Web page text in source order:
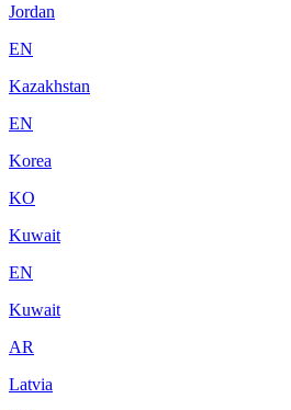
Jordan
EN
Kazakhstan
EN
Korea
KO
Kuwait
EN
Kuwait
AR
Latvia